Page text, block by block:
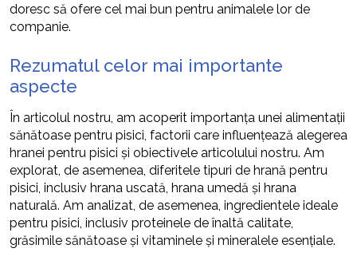
doresc să ofere cel mai bun pentru animalele lor de
companie.
Rezumatul celor mai importante
aspecte
În articolul nostru, am acoperit importanța unei alimentații
sănătoase pentru pisici, factorii care influențează alegerea
hranei pentru pisici și obiectivele articolului nostru. Am
explorat, de asemenea, diferitele tipuri de hrană pentru
pisici, inclusiv hrana uscată, hrana umedă și hrana
naturală. Am analizat, de asemenea, ingredientele ideale
pentru pisici, inclusiv proteinele de înaltă calitate,
grăsimile sănătoase și vitaminele și mineralele esențiale.